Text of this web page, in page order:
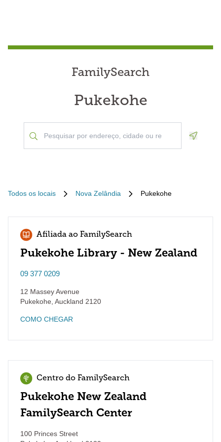
FamilySearch
Pukekohe
Todos os locais Nova Zelândia Pukekohe
Afiliada ao FamilySearch
Pukekohe Library - New Zealand
09 377 0209
12 Massey Avenue
Pukekohe Auckland 2120
COMO CHEGAR
Centro do FamilySearch
Pukekohe New Zealand
FamilySearch Center
100 Princes Street